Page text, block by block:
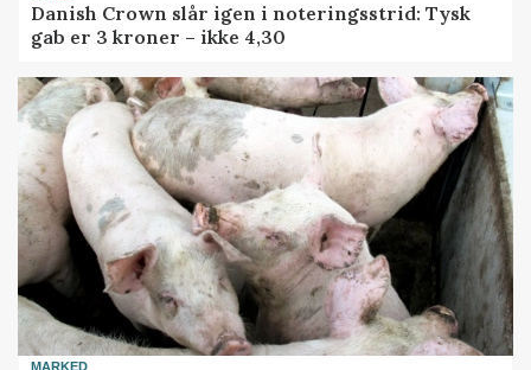
Danish Crown slår igen i noteringsstrid: Tysk
gab er 3 kroner – ikke 4,30
MARKED